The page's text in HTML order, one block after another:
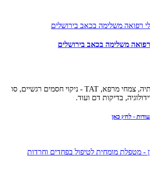
משלימה בכאב בירושלים
מטפל מומחה בנטורופתיה, צמחי מרפא, TAT - ניקוי חסמים רגשיים, סו
בדיקות דם ועוד.
- לחץ כאן